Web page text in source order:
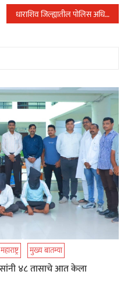
धाराशिव जिल्ह्यातील पोलिस अधिकाऱ्यांच्या बदल्या…
महाराष्ट्र मुख्य बातम्या
४८ तासाचे आत केला